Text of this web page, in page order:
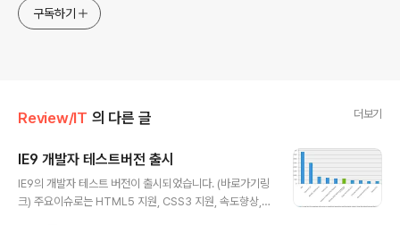
구독하기
Review/IT 의 다른 글 더보기
IE9 개발자 테스트버전 출시
IE9의 개발자 테스트 버전이 출시되었습니다. (바로가기링
크) 주요이슈로는 HTML5 지원, CSS3 지원, 속도향상,